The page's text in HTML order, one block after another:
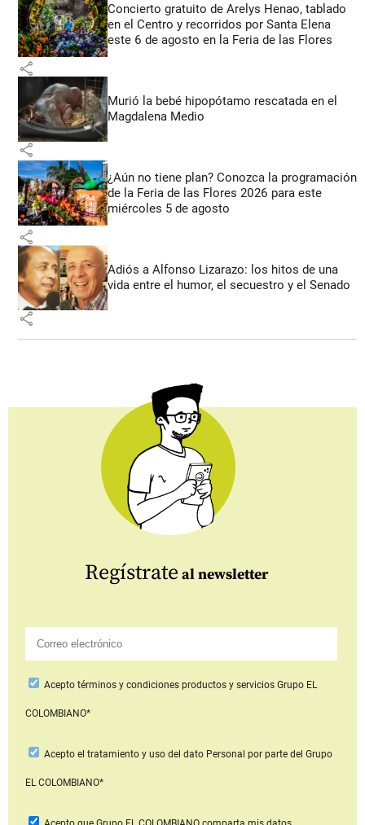
Concierto gratuito de Arelys Henao, tablado
en el Centro y recorridos por Santa Elena
este 6 de agosto en la Feria de las Flores
share
Murió la bebé hipopótamo rescatada en el
Magdalena Medio
share
¿Aún no tiene plan? Conozca la programación
de la Feria de las Flores 2026 para este
miércoles 5 de agosto
share
Adiós a Alfonso Lizarazo: los hitos de una
vida entre el humor, el secuestro y el Senado
share
Regístrate al newsletter
Aceptotérminos y condiciones productos y serviciosGrupo EL
COLOMBIANO*
Acepto el tratamiento y uso del dato Personal por parte del Grupo
EL COLOMBIANO*